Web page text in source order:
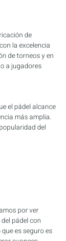
de
la excelencia
de torneos y en
a jugadores
el pádel alcance
más amplia.
del
por ver
pádel con
es seguro es